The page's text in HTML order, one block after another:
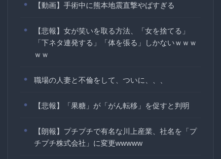
【動画】手術中に熊本地震直撃やばすぎる
【悲報】女が笑いを取る方法、「女を捨てる」
「下ネタ連発する」「体を張る」しかないｗｗｗ
ｗｗ
職場の人妻と不倫をして、ついに、、、
【悲報】「果糖」が「がん転移」を促すと判明
【朗報】プチプチで有名な川上産業、社名を「プ
チプチ株式会社」に変更wwwww